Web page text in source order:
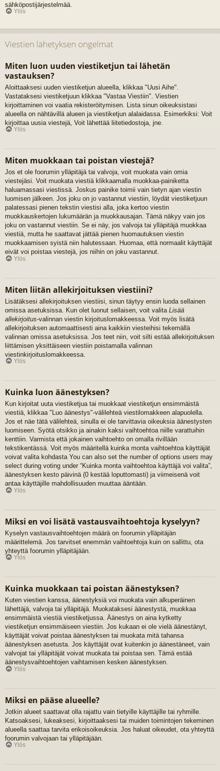
sähköpostijärjestelmää.
Ylös
Viestien lähetyksen ongelmat
Miten luon uuden viestiketjun tai lähetän
vastauksen?
Aloittaaksesi uuden viestiketjun alueella, klikkaa "Uusi Aihe".
Vastataksesi viestiketjuun klikkaa "Vastaa Viestiin". Viestien
kirjoittaminen voi vaatia rekisteröitymisen. Lista sinun oikeuksistasi
alueella on nähtävillä alueen ja viestiketjun alalaidassa. Esimerkiksi: Voit
kirjoittaa uusia viestejä, Voit lähettää liitetiedostoja, jne.
Ylös
Miten muokkaan tai poistan viestejä?
Jos et ole foorumin ylläpitäjä tai valvoja, voit muokata vain omia
viestejäsi. Voit muokata viestiä klikkaamalla muokkaa-painiketta
haluamassasi viestissä. Joskus painike toimii vain tietyn ajan viestin
luomisen jälkeen. Jos joku on jo vastannut viestiin, löydät viestiketjuun
palatessasi pienen tekstin viestisi alla, joka kertoo viestin
muokkauskertojen lukumäärän ja muokkausajan. Tämä näkyy vain jos
joku on vastannut viestiin. Se ei näy, jos valvoja tai ylläpitäjä muokkaa
viestiä, mutta he saattavat jättää pienen huomautuksen viestin
muokkaamisen syistä niin halutessaan. Huomaa, että normaalit käyttäjät
eivät voi poistaa viestejä, jos niihin on joku vastannut.
Ylös
Miten liitän allekirjoituksen viestiini?
Lisätäksesi allekirjoituksen viestiisi, sinun täytyy ensin luoda sellainen
omissa asetuksissa. Kun olet luonut sellaisen, voit valita Lisää
allekirjoitus-valinnan viestin kirjoituslomakkeessa. Voit myös lisätä
allekirjoituksen automaattisesti aina kaikkiin viesteihisi tekemällä
valinnan omissa asetuksissa. Jos teet niin, voit silti estää allekirjoituksen
liittämisen yksittäiseen viestiin poistamalla valinnan
viestinkirjoituslomakkeessa.
Ylös
Kuinka luon äänestyksen?
Kun kirjoitat uuta viestiketjua tai muokkaat viestiketjun ensimmäistä
viestiä, klikkaa "Luo äänestys"-välilehteä viestilomakkeen alapuolella.
Jos et näe tätä välilehteä, sinulla ei ole tarvittavia oikeuksia äänestysten
luomiseen. Syötä otsikko ja ainakin kaksi vaihtoehtoa niille varattuihin
kenttiin. Varmista että jokainen vaihtoehto on omalla rivillään
tekstikentässä. Voit myös määritellä kuinka monta vaihtoehtoa käyttäjät
voivat valita kohdasta You can also set the number of options users may
select during voting under “Kuinka monta vaihtoehtoa käyttäjä voi valita”,
äänestyksen kesto päivinä (0 kestää loputtomasti) ja viimeisenä voit
antaa käyttäjille mahdollisuuden muuttaa ääntään.
Ylös
Miksi en voi lisätä vastausvaihtoehtoja kyselyyn?
Kyselyn vastausvaihtoehtojen määrä on foorumin ylläpitäjän
määrittelemä. Jos tarvitset enemmän vaihtoehtoja kuin on sallittu, ota
yhteyttä foorumin ylläpitäjään.
Ylös
Kuinka muokkaan tai poistan äänestyksen?
Kuten viestien kanssa, äänestyksiä voi muokata vain alkuperäinen
lähettäjä, valvoja tai ylläpitäjä. Muokataksesi äänestystä, muokkaa
ensimmäistä viestiä viestiketjussa. Äänestys on aina kytketty
viestiketjun ensimmäiseen viestiin. Jos kukaan ei ole vielä äänestänyt,
käyttäjät voivat poistaa äänestyksen tai muokata mitä tahansa
äänestyksen asetusta. Jos käyttäjät ovat kuitenkin jo äänestäneet, vain
valvojat tai ylläpitäjät voivat muokata tai poistaa sen. Tämä estää
äänestysvaihtoehtojen vaihtamisen kesken äänestyksen.
Ylös
Miksi en pääse alueelle?
Jotkin alueet saattavat olla rajattu vain tietyille käyttäjille tai ryhmille.
Katsoaksesi, lukeaksesi, kirjoittaaksesi tai muiden toimintojen tekeminen
alueella saattaa tarvita erikoisoikeuksia. Jos haluat oikeudet, ota yhteyttä
foorumin valvojaan tai ylläpitäjään.
Ylös